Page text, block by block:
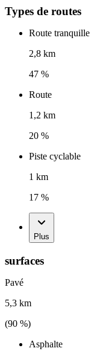
Types de routes
Route tranquille
2,8 km
47 %
Route
1,2 km
20 %
Piste cyclable
1 km
17 %
Plus
surfaces
Pavé
5,3 km
(90 %)
Asphalte